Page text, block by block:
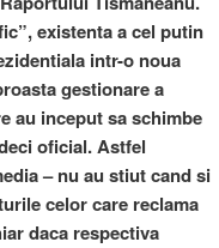
existenta a cel putin
intr-o noua
gestionare a
au inceput sa schimbe
oficial. Astfel
– nu au stiut cand si
celor care reclama
daca respectiva